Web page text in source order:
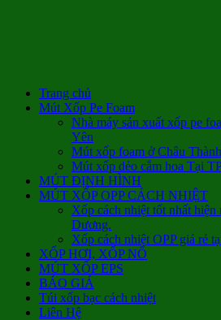
Trang chủ
Mút Xốp Pe Foam
Nhà máy sản xuất xốp pe
Yên
Mút xốp foam ở Châu
Mút xốp dẻo cắm hoa Tại
MÚT ĐỊNH HÌNH
MÚT XỐP OPP CÁCH NHIỆT
Xốp cách nhiệt tốt nhất
Dương.
Xốp cách nhiệt OPP giá rẻ
XỐP HƠI, XỐP NỔ
MÚT XỐP EPS
BÁO GIÁ
Túi xốp bạc cách nhiệt
Liên Hệ